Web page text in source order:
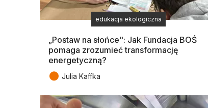
edukacja ekologiczna
„Postaw na słońce": Jak Fundacja BOŚ
pomaga zrozumieć transformację
energetyczną?
● Julia Kaffka